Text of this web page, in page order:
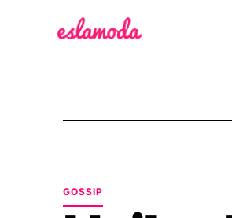
GOSSIP